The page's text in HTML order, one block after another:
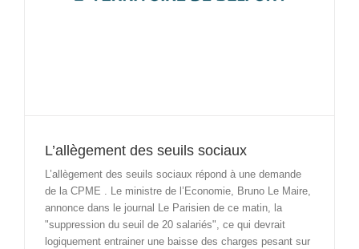
L’allègement des seuils sociaux
L’allègement des seuils sociaux répond à une demande
de la CPME . Le ministre de l’Economie, Bruno Le Maire,
annonce dans le journal Le Parisien de ce matin, la
"suppression du seuil de 20 salariés", ce qui devrait
logiquement entrainer une baisse des charges pesant sur